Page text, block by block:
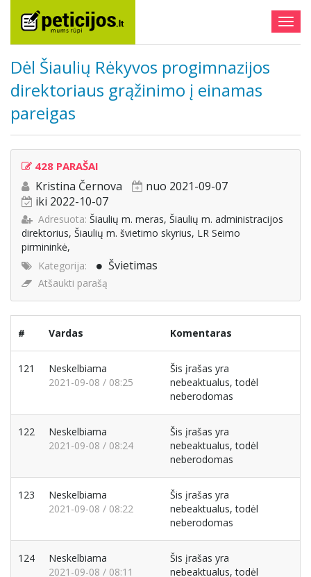
Dėl Šiaulių Rėkyvos progimnazijos
direktoriaus grąžinimo į einamas
pareigas
428 PARAŠAI
Kristina Černova
nuo 2021-09-07
iki 2022-10-07
Adresuota: Šiaulių m. meras, Šiaulių m. administracijos
direktorius, Šiaulių m. švietimo skyrius, LR Seimo
pirmininkė,
Kategorija:
Švietimas
Atšaukti parašą
# Vardas Komentaras
121
Neskelbiama
2021-09-08 / 08:25
Šis įrašas yra
nebeaktualus, todėl
neberodomas
122
Neskelbiama
2021-09-08 / 08:24
Šis įrašas yra
nebeaktualus, todėl
neberodomas
123
Neskelbiama
2021-09-08 / 08:22
Šis įrašas yra
nebeaktualus, todėl
neberodomas
124
Neskelbiama
2021-09-08 / 08:11
Šis įrašas yra
nebeaktualus, todėl